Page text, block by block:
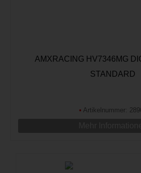
AMXRACING HV7346MG
STANDARD
• Artikelnummer: